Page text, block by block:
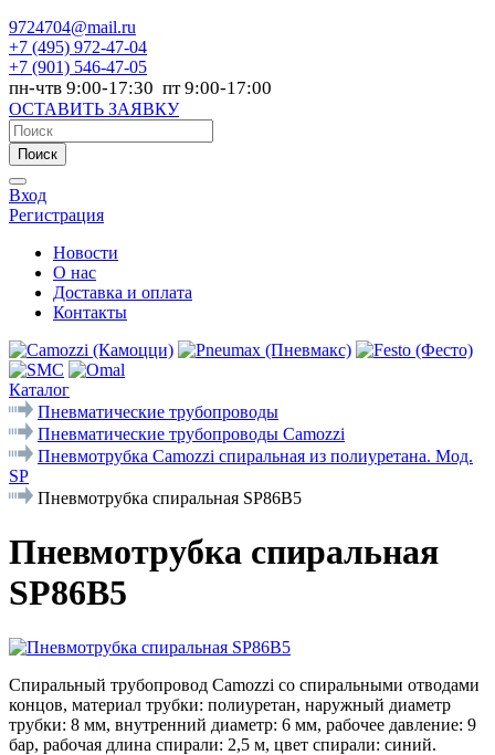
9724704@mail.ru
+7 (495) 972-47-04
+7 (901) 546-47-05
пн-чтв 9:00-17:30 пт 9:00-17:00
ОСТАВИТЬ ЗАЯВКУ
Поиск
Вход
Регистрация
Новости
О нас
Доставка и оплата
Контакты
Каталог
Пневматические трубопроводы
Пневматические трубопроводы Camozzi
Пневмотрубка Camozzi спиральная из полиуретана. Мод.
SP
Пневмотрубка спиральная SP86B5
Пневмотрубка спиральная
SP86B5
Спиральный трубопровод Camozzi со спиральными отводами
концов, материал трубки: полиуретан, наружный диаметр
трубки: 8 мм, внутренний диаметр: 6 мм, рабочее давление: 9
бар, рабочая длина спирали: 2,5 м, цвет спирали: синий.